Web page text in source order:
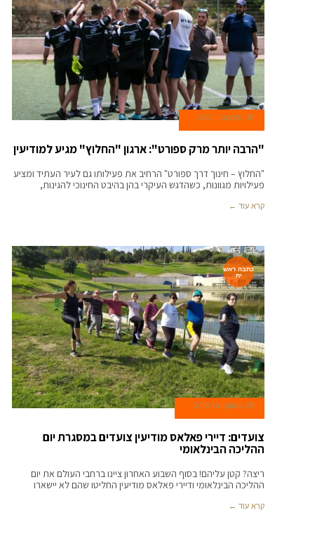
18 בדצמבר 2022
"הרבה יותר מרק ספורט": ארגון "החלוץ" מגיע למודיעין
"החלוץ – חינוך דרך ספורט" הרחיב את פעילותו גם לעיר העתיד ומציע
פעילויות מגוונות, כשהדגש העיקרי בהן בהיבט החינוכי להגינות,
קרא עוד ←
כתבה ראש
ית
28 באוקטובר 2019
צועדים: דיירי פאלאס מודיעין צועדים במסגרת יום
ההליכה הבינלאומי
ריצה? קטן עליהם! בסוף השבוע האחרון ציינו ברחבי העולם את יום
ההליכה הבינלאומי ודיירי פאלאס מודיעין החליטו שהם לא יישארו
קרא עוד ←